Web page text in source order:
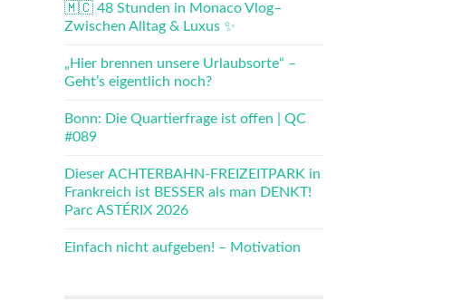
🇲🇨 48 Stunden in Monaco Vlog–
Zwischen Alltag & Luxus ✨
„Hier brennen unsere Urlaubsorte“ –
Geht’s eigentlich noch?
Bonn: Die Quartierfrage ist offen | QC
#089
Dieser ACHTERBAHN-FREIZEITPARK in
Frankreich ist BESSER als man DENKT!
Parc ASTÉRIX 2026
Einfach nicht aufgeben! – Motivation